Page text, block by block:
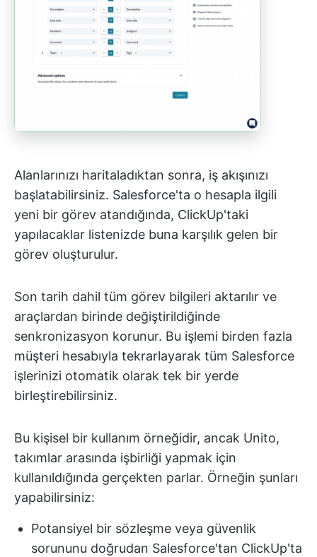
Alanlarınızı haritaladıktan sonra, iş akışınızı
başlatabilirsiniz. Salesforce'ta o hesapla ilgili
yeni bir görev atandığında, ClickUp'taki
yapılacaklar listenizde buna karşılık gelen bir
görev oluşturulur.
Son tarih dahil tüm görev bilgileri aktarılır ve
araçlardan birinde değiştirildiğinde
senkronizasyon korunur. Bu işlemi birden fazla
müşteri hesabıyla tekrarlayarak tüm Salesforce
işlerinizi otomatik olarak tek bir yerde
birleştirebilirsiniz.
Bu kişisel bir kullanım örneğidir, ancak Unito,
takımlar arasında işbirliği yapmak için
kullanıldığında gerçekten parlar. Örneğin şunları
yapabilirsiniz:
Potansiyel bir sözleşme veya güvenlik
sorununu doğrudan Salesforce'tan ClickUp'ta